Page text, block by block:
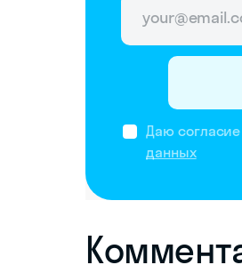
Даю
данных